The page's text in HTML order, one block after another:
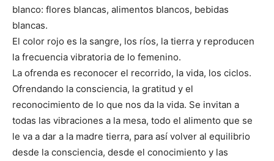
blanco: flores blancas, alimentos blancos, bebidas
blancas.
El color rojo es la sangre, los ríos, la tierra y reproducen
la frecuencia vibratoria de lo femenino.
La ofrenda es reconocer el recorrido, la vida, los ciclos.
Ofrendando la consciencia, la gratitud y el
reconocimiento de lo que nos da la vida. Se invitan a
todas las vibraciones a la mesa, todo el alimento que se
le va a dar a la madre tierra, para así volver al equilibrio
desde la consciencia, desde el conocimiento y las